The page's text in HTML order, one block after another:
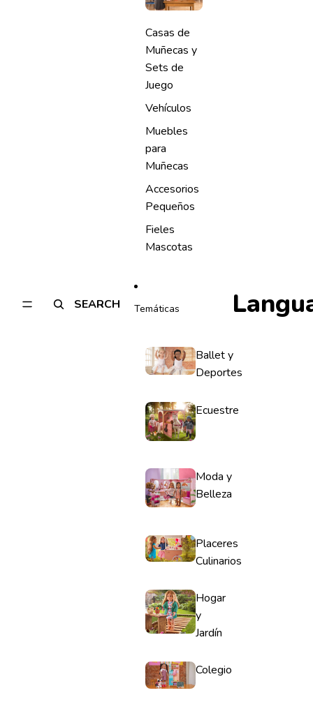
SEARCH
Casas de
Muñecas y
Sets de
Juego
Vehículos
Muebles
para
Muñecas
Accesorios
Pequeños
Fieles
Mascotas
Temáticas
Ballet y
Deportes
Ecuestre
Moda y
Belleza
Placeres
Culinarios
Hogar
y
Jardín
Colegio